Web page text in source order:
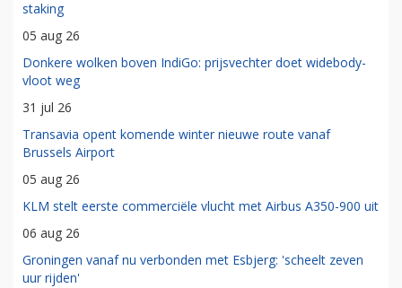
staking
05 aug 26
Donkere wolken boven IndiGo: prijsvechter doet widebody-
vloot weg
31 jul 26
Transavia opent komende winter nieuwe route vanaf
Brussels Airport
05 aug 26
KLM stelt eerste commerciële vlucht met Airbus A350-900 uit
06 aug 26
Groningen vanaf nu verbonden met Esbjerg: 'scheelt zeven
uur rijden'